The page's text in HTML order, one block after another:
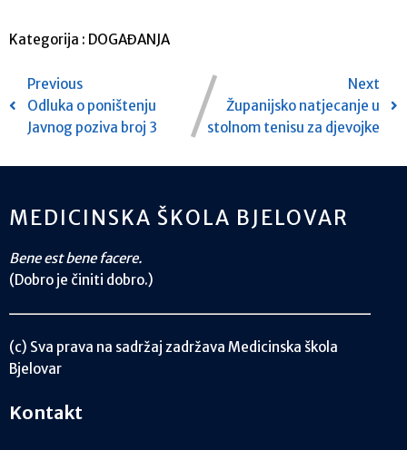
Kategorija : DOGAĐANJA
Previous
Odluka o poništenju
Javnog poziva broj 3
Next
Županijsko natjecanje u
stolnom tenisu za djevojke
MEDICINSKA ŠKOLA BJELOVAR
Bene est bene facere.
(Dobro je činiti dobro.)
(c) Sva prava na sadržaj zadržava Medicinska škola
Bjelovar
Kontakt